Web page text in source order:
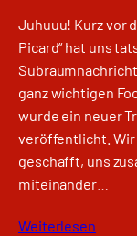
Juhuuu! Kurz vor
Picard“ hat uns
ganz wichtigen
wurde ein neuer
veröffentlicht. Wir
geschafft, uns
miteinander…
Weiterlesen